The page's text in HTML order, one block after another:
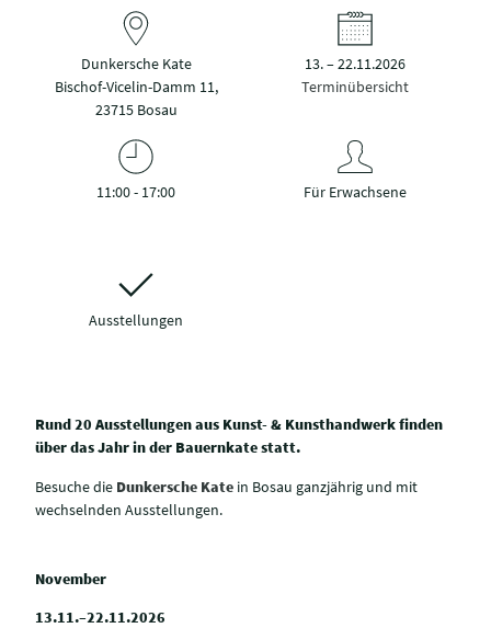
Dunkersche Kate
Bischof-Vicelin-Damm 11,
23715 Bosau
13. – 22.11.2026
Terminübersicht
11:00 - 17:00 Für Erwachsene
Ausstellungen
Rund 20 Ausstellungen aus Kunst- & Kunsthandwerk finden
über das Jahr in der Bauernkate statt.
Besuche die Dunkersche Kate in Bosau ganzjährig und mit
wechselnden Ausstellungen.
November
13.11.–22.11.2026